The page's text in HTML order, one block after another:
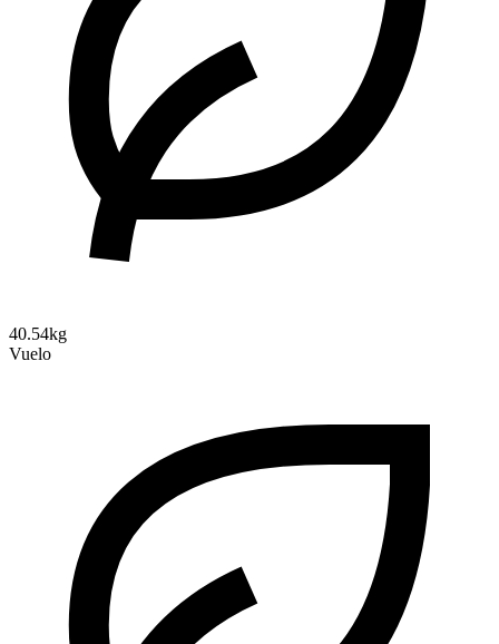
40.54kg
Vuelo